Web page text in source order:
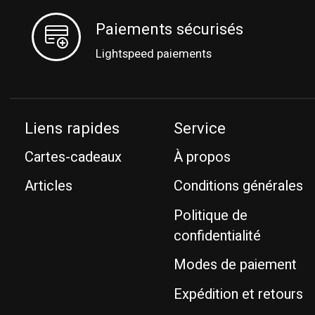
Paiements sécurisés
Lightspeed paiements
Liens rapides
Cartes-cadeaux
Articles
Service
À propos
Conditions générales
Politique de
confidentialité
Modes de paiement
Expédition et retours